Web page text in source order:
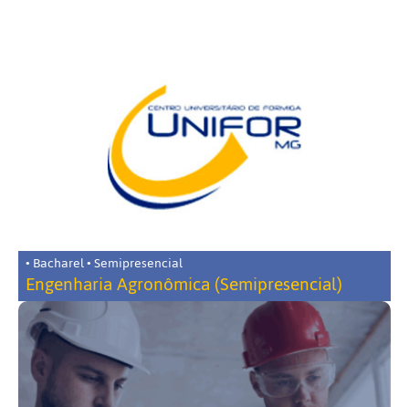
• Bacharel • Semipresencial
Engenharia Agronômica (Semipresencial)